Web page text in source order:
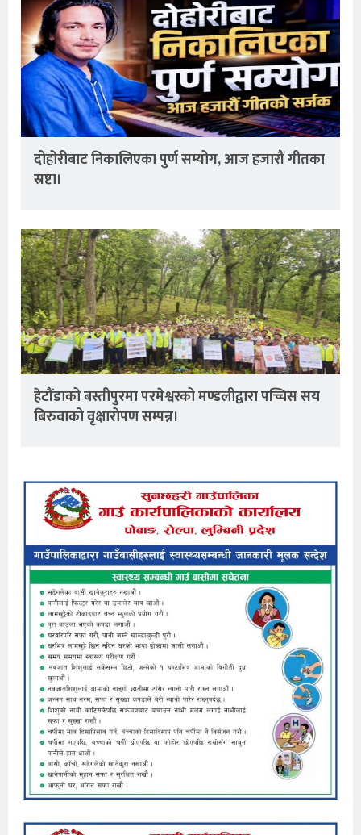
दोहोरीबाट निकालिएका पुर्ण सम्योग, आज हजारौं गीतका
स्रष्टा।
हेटौंडाको बस्तीपुरमा परमेश्वरको मण्डलीद्वारा पच्चिस सय
बिरुवाको वृक्षारोपण सम्पन्न।